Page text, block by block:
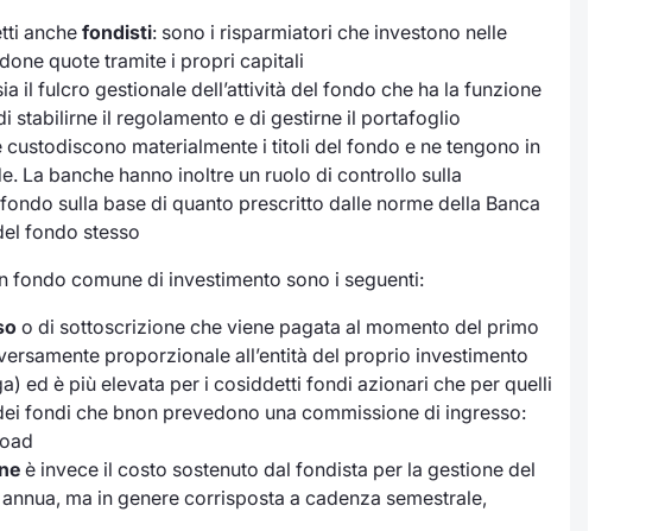
anchefondisti: sono i risparmiatori che investono nelle
quote tramite i propri capitali
il fulcro gestionale dell’attività del fondo che ha la funzione
stabilirne il regolamento e di gestirne il portafoglio
custodiscono materialmente i titoli del fondo e ne tengono in
La banche hanno inoltre un ruolo di controllo sulla
sulla base di quanto prescritto dalle norme della Banca
fondo stesso
fondo comune di investimento sono i seguenti:
o di sottoscrizione che viene pagata al momento del primo
proporzionale all’entità del proprio investimento
ed è più elevata per i cosiddetti fondi azionari che per quelli
fondi che bnon prevedono una commissione di ingresso:
è invece il costo sostenuto dal fondista per la gestione del
ma in genere corrisposta a cadenza semestrale,